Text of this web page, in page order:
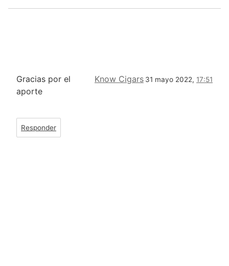
Know Cigars 31 mayo 2022, 17:51
Gracias por el
aporte
Responder